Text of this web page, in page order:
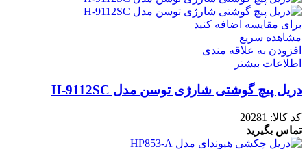
برای مقایسه اضافه کنید
مشاهده سریع
افزودن به علاقه مندی
اطلاعات بیشتر
دریل پیچ گوشتی شارژی توسن مدل H-9112SC
کد کالا: 20281
تماس بگیرید